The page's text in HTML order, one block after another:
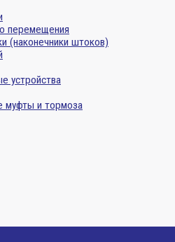
перемещения
(наконечники штоков)
устройства
муфты и тормоза